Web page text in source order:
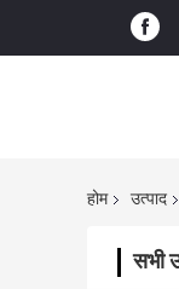
होम उत्पाद
सभी